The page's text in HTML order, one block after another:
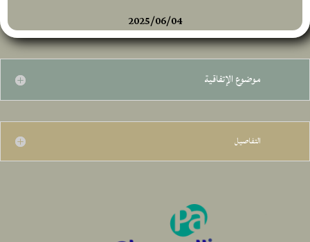
2025/06/04
موضوع الإتفاقية
التفاصيل